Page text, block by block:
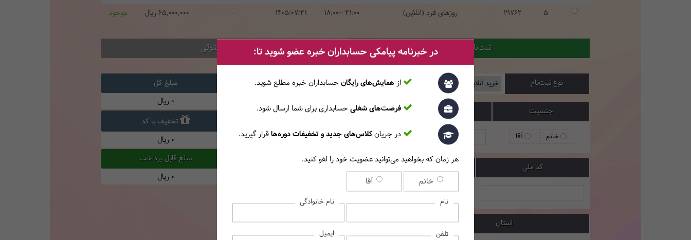
5
19762 روزهای فرد (آنلاین) 18:00~ 21:00
1405/07/21
-
65,000,000 ریال موجود
ثبت‌نام حقیقی ثبت‌نام حقوقی
نوع ثبت‌نام
جنسیت
خانم آقا
نام خانوادگی
کد ملی تلفن همراه ایمیل
استان شهر
مبلغ کل
0 ریال
تخفیف با کد
0 ریال
مبلغ قابل پرداخت
0 ریال
در خبرنامه پیامکی حسابداران خبره عضو شوید تا:
از همایش‌های رایگان حسابداران خبره مطلع ‎شوید.
فرصت‌های شغلی حسابداری برای شما ارسال شود.
در جریانکلاس‌های جدید و تخفیفات دوره‌هاقرار گیرید.
هر زمان که بخواهید می‌توانید عضویت خود را لغو کنید.
خانم آقا
نام نام خانوادگی
تلفن ایمیل